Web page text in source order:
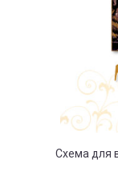
Схема для